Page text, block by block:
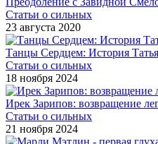
Статьи о сильных
23 августа 2020
Танцы Сердцем: История
Статьи о сильных
18 ноября 2024
Ирек Зарипов: возвращение
Статьи о сильных
21 ноября 2024